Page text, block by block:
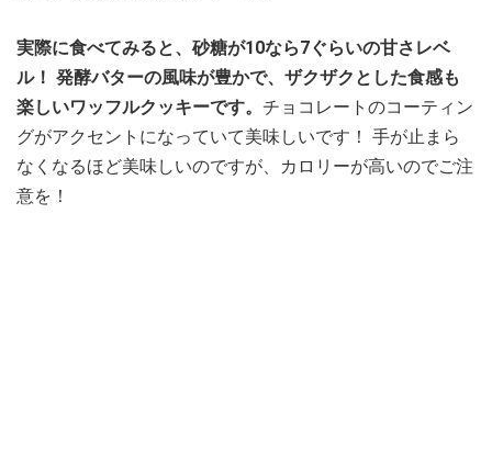
実際に食べてみると、砂糖が10なら7ぐらいの甘さレベ
ル！ 発酵バターの風味が豊かで、ザクザクとした食感も
楽しいワッフルクッキーです。 チョコレートのコーティン
グがアクセントになっていて美味しいです！ 手が止まら
なくなるほど美味しいのですが、カロリーが高いのでご注
意を！